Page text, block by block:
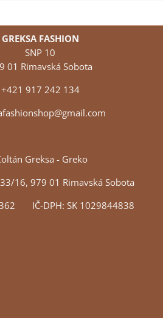
GREKSA FASHION
SNP 10
01 Rimavská Sobota
+421 917 242 134
Greksa - Greko
16, 979 01 Rimavská Sobota
362 IČ-DPH: SK 1029844838